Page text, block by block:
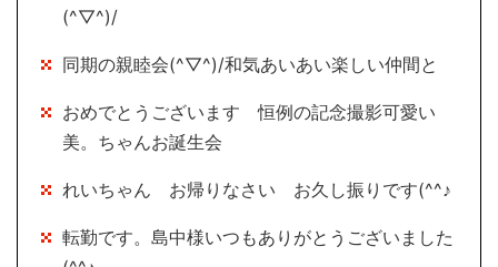
(^▽^)/
同期の親睦会(^▽^)/和気あいあい楽しい仲間と
おめでとうございます 恒例の記念撮影可愛い
美。ちゃんお誕生会
れいちゃん お帰りなさい お久し振りです(^^♪
転勤です。島中様いつもありがとうございました